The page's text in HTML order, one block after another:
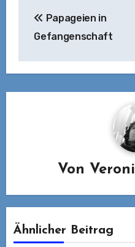
Papageien in
Gefangenschaft
Von
Ähnlicher Beitrag